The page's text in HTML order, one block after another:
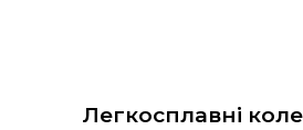
Легкосплавні